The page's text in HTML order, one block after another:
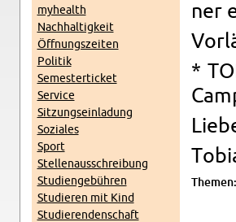
myhe­alth
Nach­hal­tig­keit
Öff­nungs­zei­ten
Po­li­tik
Se­mes­ter­ti­cket
Ser­vice
Sit­zungs­ein­la­dung
So­zia­les
Sport
Stel­len­aus­schrei­bung
Stu­di­en­ge­büh­ren
Stu­die­ren mit Kind
Stu­die­ren­den­schaft
ner
*
The­men: